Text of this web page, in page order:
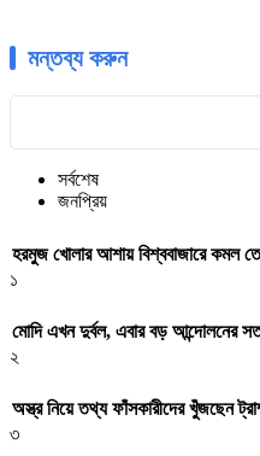
মন্তব্য করুন
সর্বশেষ
জনপ্রিয়
হরমুজ খোলার আশায় বিশ্ববাজারে কমল
১
মোদি এখন দুর্বল, এবার বড় আন্দোলনের
২
অস্ত্র নিয়ে তথ্য ফাঁসকারীদের খুঁজছেন
৩